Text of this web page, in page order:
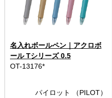
名入れボールペン｜アクロボ
ール Tシリーズ 0.5
OT-13176*
パイロット （PILOT）